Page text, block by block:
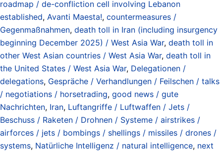
roadmap / de-confliction cell involving Lebanon
established, Avanti Maesta!, countermeasures /
Gegenmaßnahmen, death toll in Iran (including insurgency
beginning December 2025) / West Asia War, death toll in
other West Asian countries / West Asia War, death toll in
the United States / West Asia War, Delegationen /
delegations, Gespräche / Verhandlungen / Feilschen / talks
/ negotiations / horsetrading, good news / gute
Nachrichten, Iran, Luftangriffe / Luftwaffen / Jets /
Beschuss / Raketen / Drohnen / Systeme / airstrikes /
airforces / jets / bombings / shellings / missiles / drones /
systems, Natürliche Intelligenz / natural intelligence, next